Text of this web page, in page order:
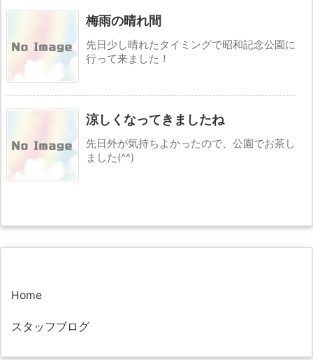
梅雨の晴れ間
先日少し晴れたタイミングで昭和記念公園に
行って来ました！
涼しくなってきましたね
先日外が気持ちよかったので、公園でお茶し
ました(^^)
Home
スタッフブログ